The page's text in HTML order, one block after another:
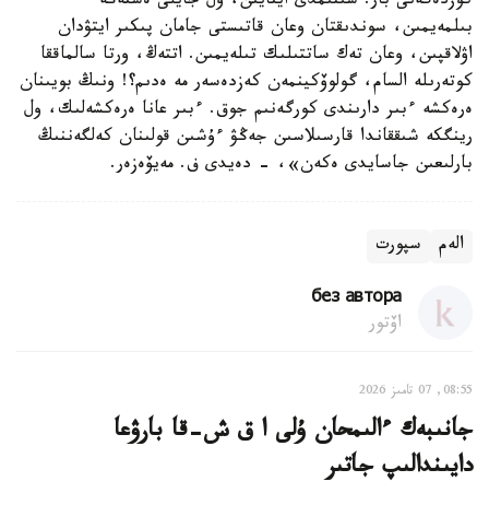
بىلمەيمىن، سوندىقتان وعان قاتىستى جامان پىكىر ايتۋدان
اۋلاقپىن، وعان تەك ساتتىلىك تىلەيمىن. اتتەڭ، ورتا سالماققا
كوتەرىلە السام، گولوۆكينمەن كەزدەسەر مە ەدىم؟! ونىڭ بويىنان
ەرەكشە ءبىر دارىندى كورگەنىم جوق. ءبىر عانا ەرەكشەلىك، ول
رينگكە شىققاندا قارسىلاسىن جەڭۋ ءۇشىن قولىنان كەلگەننىڭ
بارلىعىن جاسايدى ەكەن»، - دەيدى ف. مەيۆەزەر.
الەم سپورت
без автора
اۆتور
08:55, 07 تامىز 2026
جانىبەك ءالىمحان ۇلى ا ق ش-قا بارۋعا
دايىندالىپ جاتىر